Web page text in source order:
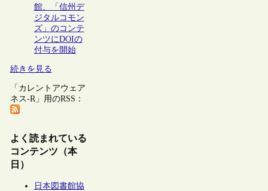
館、「信州デ
ジタルコモン
ズ」のコンテ
ンツにDOIの
付与を開始
続きを見る
「カレントアウェア
ネス-R」用のRSS：
よく読まれている
コンテンツ（本
日）
日本図書館協